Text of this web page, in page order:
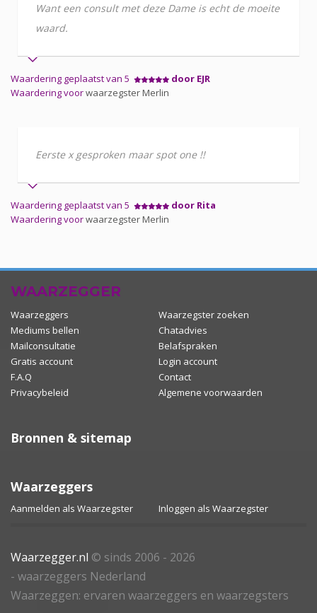
Want een consult met deze Dame is echt de moeite
waard.
Waardering geplaatst van 5
door EJR
Waardering voorwaarzegster Merlin
Eerste x gesproken maar spot one !!
Waardering geplaatst van 5
door Rita
Waardering voorwaarzegster Merlin
WAARZEGGER
Waarzeggers
Waarzegster zoeken
Mediums bellen
Chatadvies
Mailconsultatie
Belafspraken
Gratis account
Login account
F.A.Q
Contact
Privacybeleid
Algemene voorwaarden
Bronnen & sitemap
Waarzeggers
Aanmelden als Waarzegster Inloggen als Waarzegster
Waarzegger.nl © sinds 2006 - 2026
- waarzeggers Nederland
Waarzeggen: ervaren waarzeggers en waarzegsters